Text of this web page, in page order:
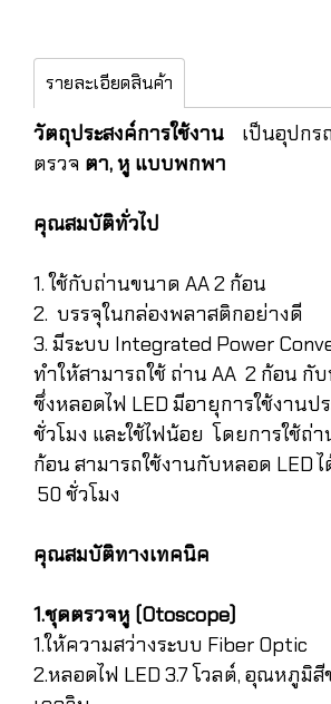
รายละเอียดสินค้า
วัตถุประสงค์การใช้งาน เป็นอุปกร
ตรวจ ตา, หู แบบพกพา
คุณสมบัติทั่วไป
1. ใช้กับถ่านขนาด AA 2 ก้อน
2. บรรจุในกล่องพลาสติกอย่างดี
3. มีระบบ Integrated Power
ทำให้สามารถใช้ ถ่าน AA 2 ก้อน กั
ซึ่งหลอดไฟ LED มีอายุการใช้งานป
ชั่วโมง และใช้ไฟน้อย โดยการใช้ถ่
ก้อน สามารถใช้งานกับหลอด LED
50 ชั่วโมง
คุณสมบัติทางเทคนิค
1.ชุดตรวจหู (Otoscope)
1.ให้ความสว่างระบบ Fiber Optic
2.หลอดไฟ LED 3.7 โวลต์, อุณหภูมิสี